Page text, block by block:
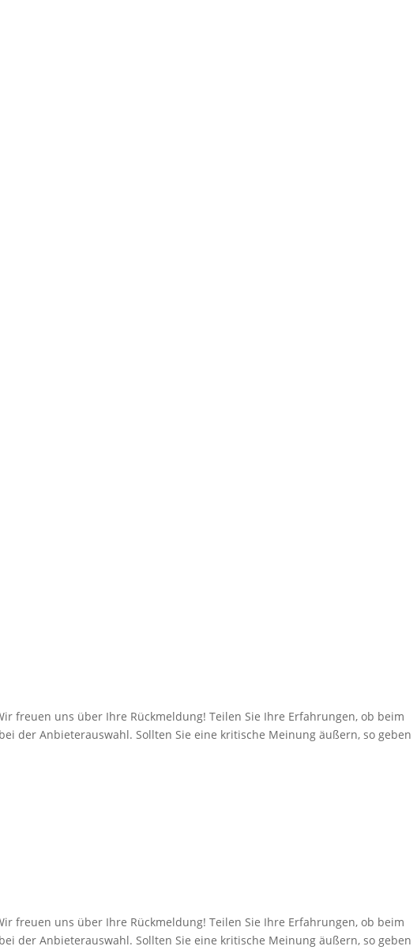
freuen uns über Ihre Rückmeldung! Teilen Sie Ihre Erfahrungen, ob beim
der Anbieterauswahl. Sollten Sie eine kritische Meinung äußern, so geben
freuen uns über Ihre Rückmeldung! Teilen Sie Ihre Erfahrungen, ob beim
der Anbieterauswahl. Sollten Sie eine kritische Meinung äußern, so geben